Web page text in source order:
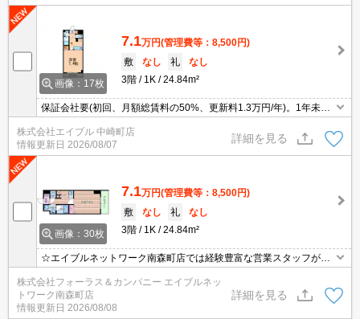
画像：17枚
7.1万円(管理費等：8,500円)
敷
なし 礼
なし
3階
1K 24.84m²
保証会社要(初回、月額総賃料の50%、更新料1.3万円/年)。1年未満
の解約時、違約金家賃+管理費の2ヶ月分発生。2年未満の解約時、
違約金家賃+管理費の1ヶ月分発生。
株式会社エイブル 中崎町店
情報更新日 2026/08/07
詳細を見る
画像：30枚
7.1万円(管理費等：8,500円)
敷
なし 礼
なし
3階
1K 24.84m²
☆エイブルネットワーク南森町店では経験豊富な営業スタッフが多
数在籍しており、全力でサポートさせて頂きます☆ご希望の物件の
現地付近にて待ち合わせをさせていただきご内覧いただくサービス
や、主要駅までのお迎えサービスも実施中です☆詳しくは「エイブ
ルネットワーク南森町店」０１２０－８２１－２６０にお気軽にお
株式会社フォーラス＆カンパニー エイブルネッ
トワーク南森町店
情報更新日 2026/08/08
詳細を見る